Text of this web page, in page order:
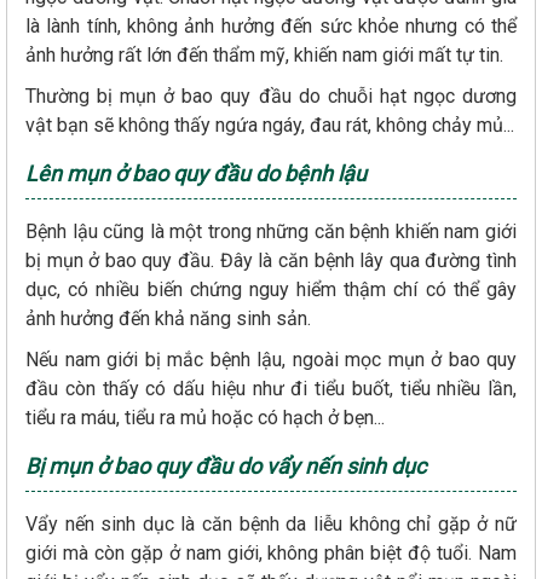
là lành tính, không ảnh hưởng đến sức khỏe nhưng có thể
ảnh hưởng rất lớn đến thẩm mỹ, khiến nam giới mất tự tin.
Thường bị mụn ở bao quy đầu do chuỗi hạt ngọc dương
vật bạn sẽ không thấy ngứa ngáy, đau rát, không chảy mủ...
Lên mụn ở bao quy đầu do bệnh lậu
Bệnh lậu cũng là một trong những căn bệnh khiến nam giới
bị mụn ở bao quy đầu. Đây là căn bệnh lây qua đường tình
dục, có nhiều biến chứng nguy hiểm thậm chí có thể gây
ảnh hưởng đến khả năng sinh sản.
Nếu nam giới bị mắc bệnh lậu, ngoài mọc mụn ở bao quy
đầu còn thấy có dấu hiệu như đi tiểu buốt, tiểu nhiều lần,
tiểu ra máu, tiểu ra mủ hoặc có hạch ở bẹn...
Bị mụn ở bao quy đầu do vẩy nến sinh dục
Vẩy nến sinh dục là căn bệnh da liễu không chỉ gặp ở nữ
giới mà còn gặp ở nam giới, không phân biệt độ tuổi. Nam